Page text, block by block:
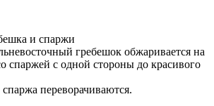
и спаржи
гребешок обжаривается на
спаржей с одной стороны до красивого
переворачиваются.